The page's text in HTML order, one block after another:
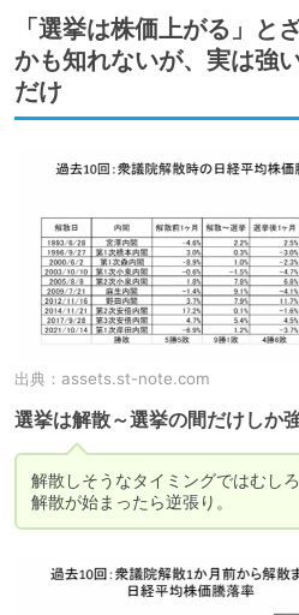
「選挙は株価上がる」と
かも知れないが、実は強
だけ
出典： assets.st-note.com
選挙は解散～選挙の間だけしか
解散しそうなタイミングではむし
解散が始まったら逆張り。